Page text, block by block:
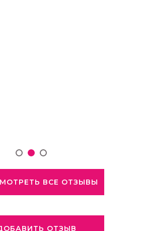
ВСЕ ОТЗЫВЫ
ОТЗЫВ